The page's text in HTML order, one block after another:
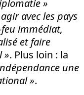
»
avec les pays
immédiat,
et faire
». Plus loin : la
une
».